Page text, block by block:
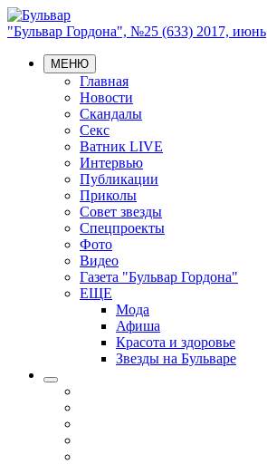
"Бульвар Гордона", №25 (633) 2017, июнь
МЕНЮ
Главная
Новости
Скандалы
Секс
Ватник LIVE
Интервью
Публикации
Приколы
Совет звезды
Спецпроекты
Фото
Видео
Газета "Бульвар Гордона"
ЕЩЕ
Мода
Афиша
Красота и здоровье
Звезды на Бульваре